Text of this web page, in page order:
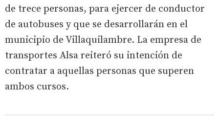
de trece personas, para ejercer de conductor
de autobuses y que se desarrollarán en el
municipio de Villaquilambre. La empresa de
transportes Alsa reiteró su intención de
contratar a aquellas personas que superen
ambos cursos.